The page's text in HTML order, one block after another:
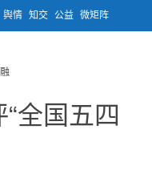
舆情 知交 公益 微矩阵
全国五四